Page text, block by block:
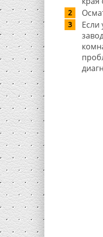
Если